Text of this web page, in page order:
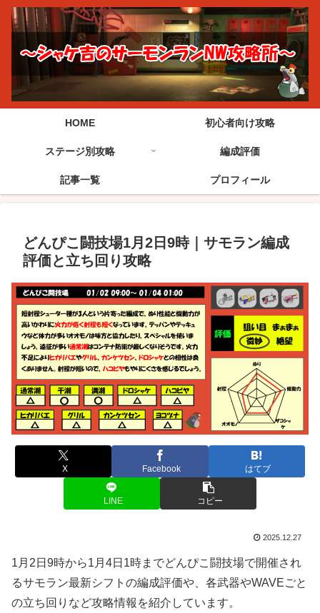
HOME 初心者向け攻略
ステージ別攻略 編成評価
記事一覧 プロフィール
どんぴこ闘技場1月2日9時｜サモラン編成
評価と立ち回り攻略
X Facebook はてブ
LINE コピー
2025.12.27
1月2日9時から1月4日1時までどんぴこ闘技場で開催され
るサモラン最新シフトの編成評価や、各武器やWAVEごと
の立ち回りなど攻略情報を紹介しています。